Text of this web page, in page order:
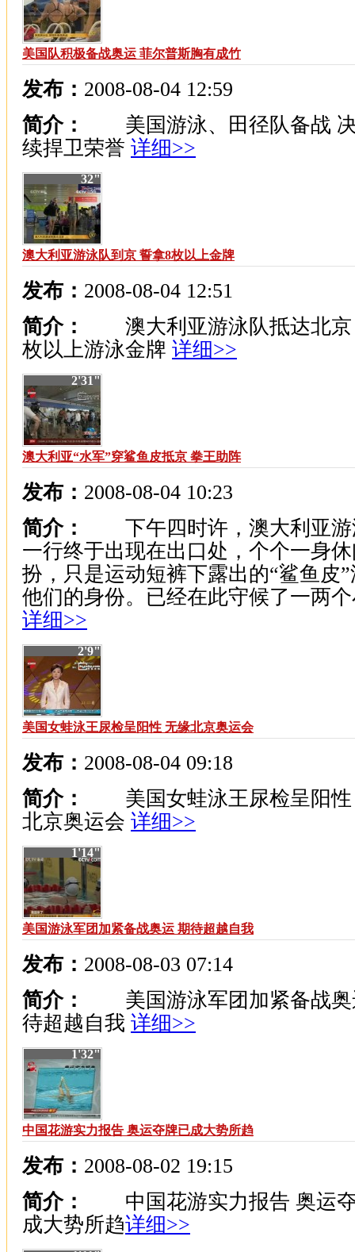
美国队积极备战奥运 菲尔普斯胸有成竹
发布： 2008-08-04 12:59
简介：
美国游泳、田径队备战
续捍卫荣誉 详细>>
32"
澳大利亚游泳队到京 誓拿8枚以上金牌
发布： 2008-08-04 12:51
简介：
澳大利亚游泳队抵达北京
枚以上游泳金牌 详细>>
2'31"
澳大利亚“水军”穿鲨鱼皮抵京 拳王助阵
发布： 2008-08-04 10:23
简介：
下午四时许，澳大利亚游
一行终于出现在出口处，个个一身
扮，只是运动短裤下露出的“鲨鱼皮
他们的身份。已经在此守候了一两
详细>>
2'9"
美国女蛙泳王尿检呈阳性 无缘北京奥运会
发布： 2008-08-04 09:18
简介：
美国女蛙泳王尿检呈阳性
北京奥运会 详细>>
1'14"
美国游泳军团加紧备战奥运 期待超越自我
发布： 2008-08-03 07:14
简介：
美国游泳军团加紧备战奥
待超越自我 详细>>
1'32"
中国花游实力报告 奥运夺牌已成大势所趋
发布： 2008-08-02 19:15
简介：
中国花游实力报告 奥运
成大势所趋详细>>